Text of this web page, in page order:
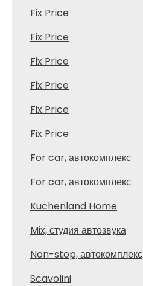
Fix Price
Fix Price
Fix Price
Fix Price
Fix Price
Fix Price
For car, автокомплекс
For car, автокомплекс
Kuchenland Home
Mix, студия автозвука
Non-stop, автокомплекс
Scavolini